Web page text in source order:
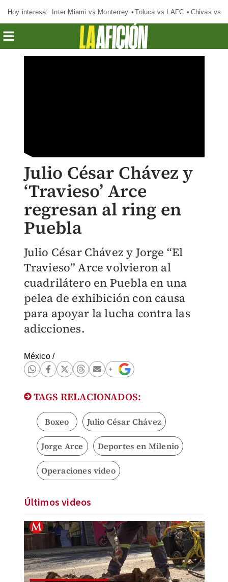
Hoy interesa: Inter Miami vs Monterrey Toluca vs LAFC Chivas vs
Julio César Chávez y
‘Travieso’ Arce
regresan al ring en
Puebla
Julio César Chávez y Jorge “El
Travieso” Arce volvieron al
cuadrilátero en Puebla en una
pelea de exhibición con causa
para apoyar la lucha contra las
adicciones.
México/
TAGS RELACIONADOS:
Boxeo Julio César Chávez
Jorge Arce Deportes en Milenio
Operaciones video
Últimos videos